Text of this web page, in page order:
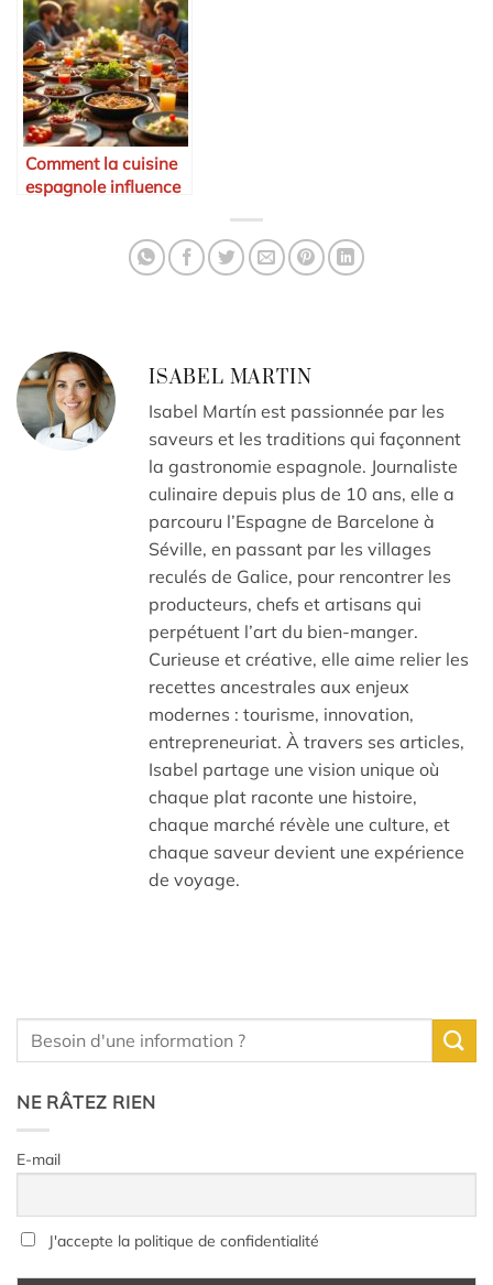
Comment la cuisine
espagnole influence
ISABEL MARTIN
Isabel Martín est passionnée par les
saveurs et les traditions qui façonnent
la gastronomie espagnole. Journaliste
culinaire depuis plus de 10 ans, elle a
parcouru l’Espagne de Barcelone à
Séville, en passant par les villages
reculés de Galice, pour rencontrer les
producteurs, chefs et artisans qui
perpétuent l’art du bien-manger.
Curieuse et créative, elle aime relier les
recettes ancestrales aux enjeux
modernes : tourisme, innovation,
entrepreneuriat. À travers ses articles,
Isabel partage une vision unique où
chaque plat raconte une histoire,
chaque marché révèle une culture, et
chaque saveur devient une expérience
de voyage.
NE RÂTEZ RIEN
E-mail
J'accepte la politique de confidentialité